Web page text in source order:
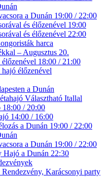
a Dunán 19:00 / 22:00
és élőzenével 19:00
és élőzenével 22:00
harca
– Augusztus 20.
18:00 / 21:00
élőzenével
a Dunán
Választható Itallal
18:00 / 20:00
14:00 / 16:00
a Dunán 19:00 / 22:00
a Dunán 19:00 / 22:00
Hajó a Dunán 22:30
Rendezvény, Karácsonyi party